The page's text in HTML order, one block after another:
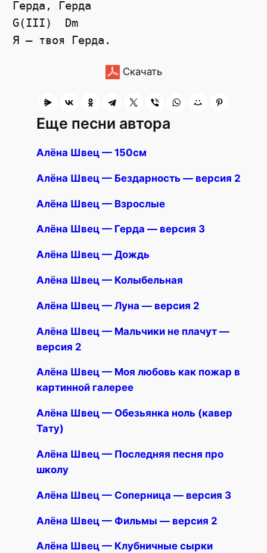
Герда, Герда
G(III)  Dm
Скачать
Еще песни автора
Алёна Швец — 150см
Алёна Швец — Бездарность — версия 2
Алёна Швец — Взрослые
Алёна Швец — Герда — версия 3
Алёна Швец — Дождь
Алёна Швец — Колыбельная
Алёна Швец — Луна — версия 2
Алёна Швец — Мальчики не плачут —
версия 2
Алёна Швец — Моя любовь как пожар в
картинной галерее
Алёна Швец — Обезьянка ноль (кавер
Тату)
Алёна Швец — Последняя песня про
школу
Алёна Швец — Соперница — версия 3
Алёна Швец — Фильмы — версия 2
Алёна Швец — Клубничные сырки